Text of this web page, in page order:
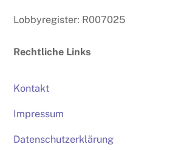
Lobbyregister: R007025
Rechtliche Links
Kontakt
Impressum
Datenschutzerklärung